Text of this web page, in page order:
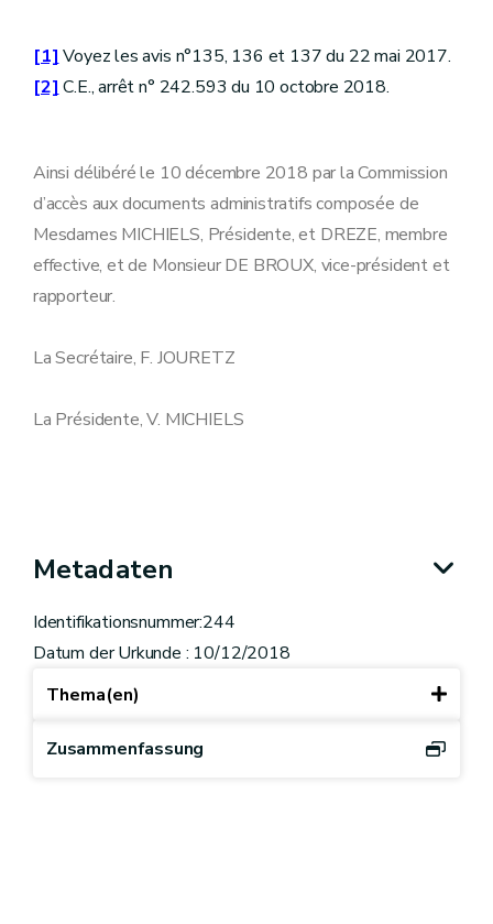
[1] Voyez les avis n°135, 136 et 137 du 22 mai 2017.
[2] C.E., arrêt n° 242.593 du 10 octobre 2018.
Ainsi délibéré le 10 décembre 2018 par la Commission
d’accès aux documents administratifs composée de
Mesdames MICHIELS, Présidente, et DREZE, membre
effective, et de Monsieur DE BROUX, vice-président et
rapporteur.
La Secrétaire, F. JOURETZ
La Présidente, V. MICHIELS
Metadaten
Identifikationsnummer:244
Datum der Urkunde : 10/12/2018
Thema(en)
Zusammenfassung